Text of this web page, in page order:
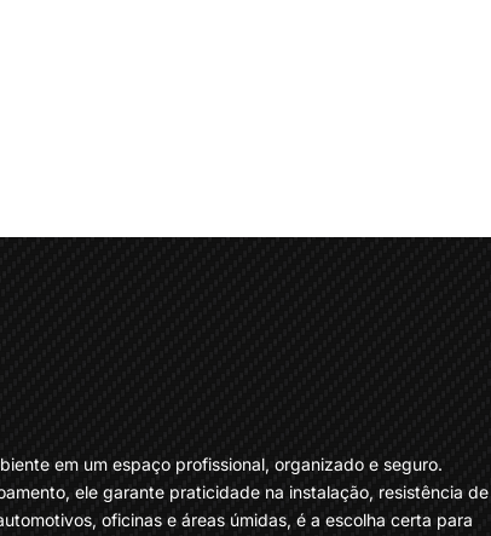
em um espaço profissional, organizado e seguro.
ele garante praticidade na instalação, resistência de
oficinas e áreas úmidas, é a escolha certa para